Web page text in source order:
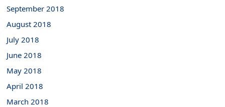
September 2018
August 2018
July 2018
June 2018
May 2018
April 2018
March 2018